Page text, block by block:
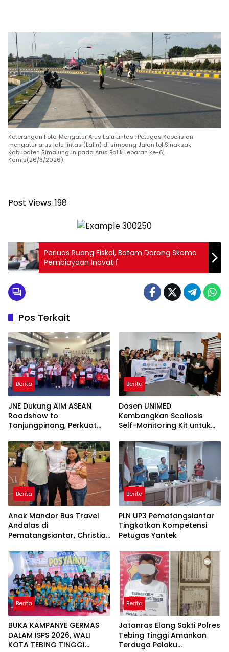
Keterangan Foto: Mengatur Arus Lalu Lintas : Petugas Kepolisian
mengatur arus lalu lintas (Lalin) di simpang Jalan tol Sinaksak
Kabupaten Simalungun pada Arus Balik Lebaran ke-6,
Kamis(26/3/2026).
Post Views: 198
Perluas Ruang Fiskal, Batam Dorong Skema
Pembiayaan Inovatif
Pos Terkait
Berita
JNE Dukung AIM ASEAN
Roadshow to
Tanjungpinang, Perkuat
Pemanfaatan Teknologi AI
Berita
Dosen UNIMED
Kembangkan Scoliosis
Self-Monitoring Kit untuk
Mandiri Pasien Scoliosis
Berita
Anak Mandor Bus Travel
Andalas di
Pematangsiantar, Christian
AD 2026
Berita
PLN UP3 Pematangsiantar
Tingkatkan Kompetensi
Petugas Yantek
Berita
BUKA KAMPANYE GERMAS
DALAM ISPS 2026, WALI
KOTA TEBING TINGGI
Berita
Jatanras Elang Sakti Polres
Tebing Tinggi Amankan
Terduga Pelaku